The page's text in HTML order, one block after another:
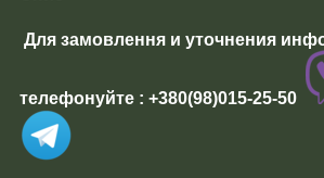
Для замовлення и уточнения
телефонуйте : +380(98)015-25-50